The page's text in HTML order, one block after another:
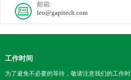
邮箱:
leo@gapitech.com
工作时间
为了避免不必要的等待，敬请注意我们的工作时